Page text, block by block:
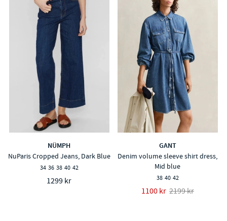
NÜMPH
NuParis Cropped Jeans, Dark Blue
34 36 38 40 42
1299 kr
GANT
Denim volume sleeve shirt dress,
Mid blue
38 40 42
1100 kr 2199 kr